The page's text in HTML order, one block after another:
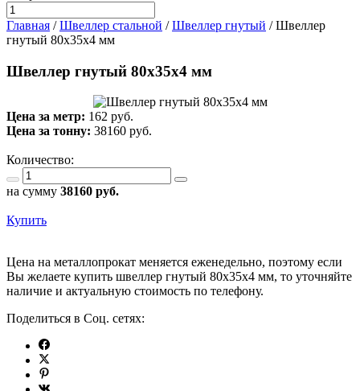
Главная /Швеллер стальной /Швеллер гнутый /Швеллер
гнутый 80х35х4 мм
Швеллер гнутый 80х35х4 мм
Цена за метр: 162 руб.
Цена за тонну: 38160 руб.
Количество:
на сумму 38160 руб.
Купить
Цена на металлопрокат меняется еженедельно, поэтому если
Вы желаете купить швеллер гнутый 80х35х4 мм, то уточняйте
наличие и актуальную стоимость по телефону.
Поделиться в Соц. сетях: